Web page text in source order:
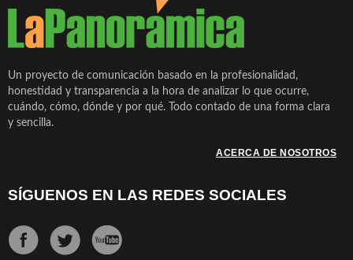
Un proyecto de comunicación basado en la profesionalidad,
honestidad y transparencia a la hora de analizar lo que ocurre,
cuándo, cómo, dónde y por qué. Todo contado de una forma clara
y sencilla.
ACERCA DE NOSOTROS
SÍGUENOS EN LAS REDES SOCIALES